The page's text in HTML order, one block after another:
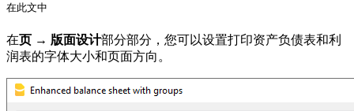
在此文中
在页 → 版面设计部分部分，您可以设置打印资产负债表和利
润表的字体大小和页面方向。